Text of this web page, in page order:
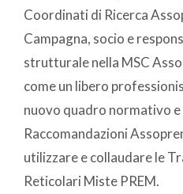
Coordinati di Ricerca
Campagna, socio e
strutturale nella MSC
come un libero
nuovo quadro normativo
Raccomandazioni
utilizzare e collaudare le
Reticolari Miste PREM.